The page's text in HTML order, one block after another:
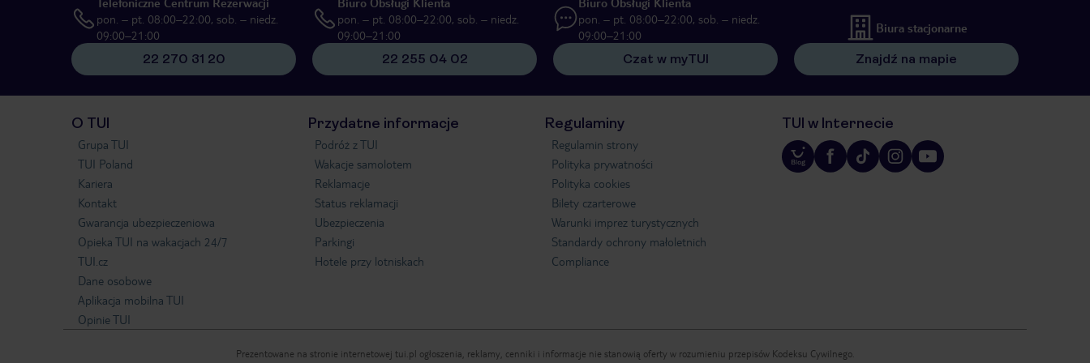
pon. – pt. 08:00–22:00, sob. – niedz.
09:00–21:00
22 270 31 20
pon. – pt. 08:00–22:00, sob. – niedz.
09:00–21:00
22 255 04 02
pon. – pt. 08:00–22:00, sob. – niedz.
09:00–21:00
Czat w myTUI
Biura stacjonarne
Znajdź na mapie
O TUI
Grupa TUI
TUI Poland
Kariera
Kontakt
Gwarancja ubezpieczeniowa
Opieka TUI na wakacjach 24/7
TUI.cz
Dane osobowe
Aplikacja mobilna TUI
Opinie TUI
Przydatne informacje
Podróż z TUI
Wakacje samolotem
Reklamacje
Status reklamacji
Ubezpieczenia
Parkingi
Hotele przy lotniskach
Regulaminy
Regulamin strony
Polityka prywatności
Polityka cookies
Bilety czarterowe
Warunki imprez turystycznych
Standardy ochrony małoletnich
Compliance
TUI w Internecie
Prezentowane na stronie internetowej tui.pl ogłoszenia, reklamy, cenniki i informacje nie stanowią oferty w rozumieniu przepisów Kodeksu Cywilnego.